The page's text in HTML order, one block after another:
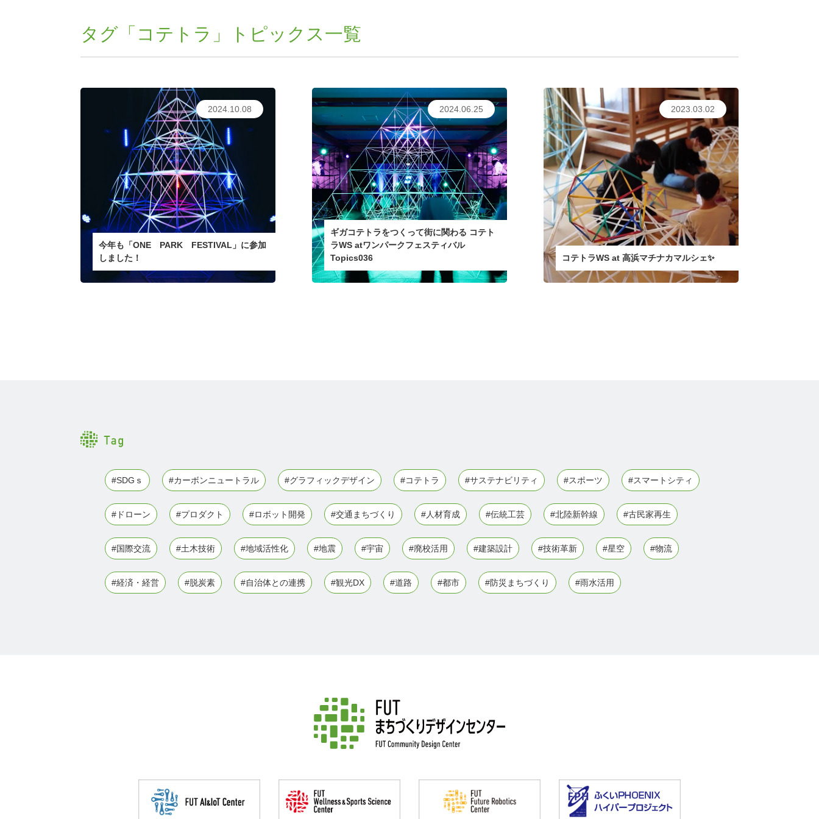
タグ「コテトラ」トピックス一覧
2024.10.08
今年も「ONE PARK FESTIVAL」に参加
しました！
2024.06.25
ギガコテトラをつくって街に関わる コテト
ラWS atワンパークフェスティバル
Topics036
2023.03.02
コテトラWS at 高浜マチナカマルシェ✨
#SDGｓ #カーボンニュートラル #グラフィックデザイン #コテトラ #サステナビリティ #スポーツ #スマートシティ
#ドローン #プロダクト #ロボット開発 #交通まちづくり #人材育成 #伝統工芸 #北陸新幹線 #古民家再生
#国際交流 #土木技術 #地域活性化 #地震 #宇宙 #廃校活用 #建築設計 #技術革新 #星空 #物流
#経済・経営 #脱炭素 #自治体との連携 #観光DX #道路 #都市 #防災まちづくり #雨水活用